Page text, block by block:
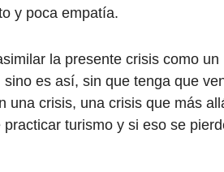
y poca empatía.
la presente crisis como un
es así, sin que tenga que
una crisis, una crisis que más
turismo y si eso se